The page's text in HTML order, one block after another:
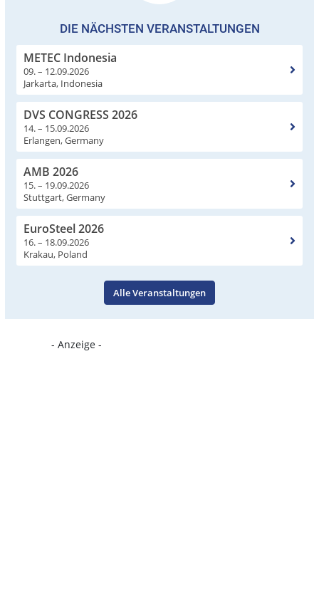
DIE NÄCHSTEN VERANSTALTUNGEN
METEC Indonesia
09. – 12.09.2026
Jarkarta, Indonesia
DVS CONGRESS 2026
14. – 15.09.2026
Erlangen, Germany
AMB 2026
15. – 19.09.2026
Stuttgart, Germany
EuroSteel 2026
16. – 18.09.2026
Krakau, Poland
Alle Veranstaltungen
- Anzeige -